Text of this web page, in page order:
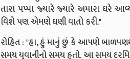
તારા પપ્પા જ્યારે જ્યારે અમારા ઘરે
વિશે પણ એમણે ઘણી વાતો કરી."
રોહિત : "હા, હું માનું છું કે આપણે
સમય યુવાનીનો સમય હતો. આ સમય